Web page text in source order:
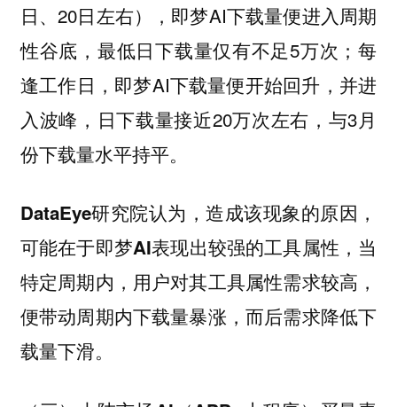
日、20日左右），即梦AI下载量便进入周期
性谷底，最低日下载量仅有不足5万次；每
逢工作日，即梦AI下载量便开始回升，并进
入波峰，日下载量接近20万次左右，与3月
份下载量水平持平。
DataEye研究院认为，造成该现象的原因，
可能在于即梦AI表现出较强的工具属性， 当
特定周期内，用户对其工具属性需求较高，
便带动周期内下载量暴涨，而后需求降低下
载量下滑。